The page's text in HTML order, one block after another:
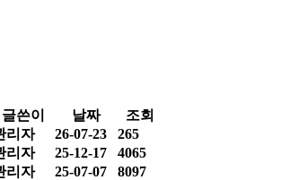
글쓴이 날짜
조회
리자 26-07-23
265
리자 25-12-17
4065
리자 25-07-07
8097